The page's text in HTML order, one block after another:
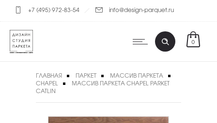
+7 (495) 972-83-54 info@design-parquet.ru
0
ГЛАВНАЯ ПАРКЕТ
МАССИВ ПАРКЕТА
CHAPEL
МАССИВ ПАРКЕТА CHAPEL PARKET
CATLIN